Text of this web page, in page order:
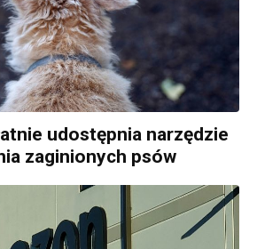
udostępnia narzędzie
zaginionych psów